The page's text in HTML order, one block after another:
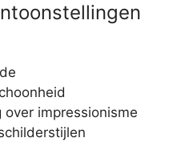
over impressionisme